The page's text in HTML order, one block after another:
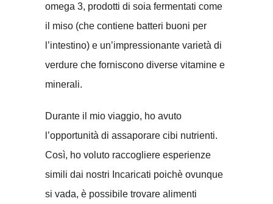
omega 3, prodotti di soia fermentati come
il miso (che contiene batteri buoni per
l’intestino) e un’impressionante varietà di
verdure che forniscono diverse vitamine e
minerali.
Durante il mio viaggio, ho avuto
l’opportunità di assaporare cibi nutrienti.
Così, ho voluto raccogliere esperienze
simili dai nostri Incaricati poichè ovunque
si vada, è possibile trovare alimenti